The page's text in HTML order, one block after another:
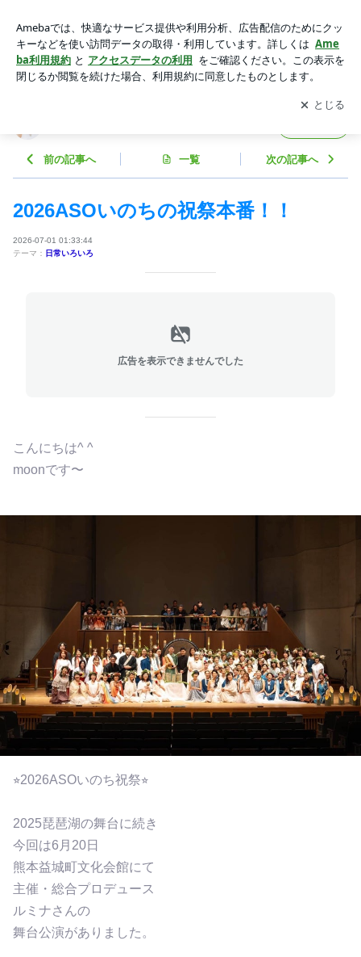
のお店MOONアプリをダウンロードして ブログの更新通知
を受け取りまし
ょう。
開く
前の記事へ 一覧 次の記事へ
2026ASOいのちの祝祭本番！！
2026-07-01 01:33:44
テーマ： 日常いろいろ
広告を表示できませんでした
こんにちは^ ^
moonです〜
⭐︎2026ASOいのち祝祭⭐︎
2025琵琶湖の舞台に続き
今回は6月20日
熊本益城町文化会館にて
主催・総合プロデュース
ルミナさんの
舞台公演がありました。